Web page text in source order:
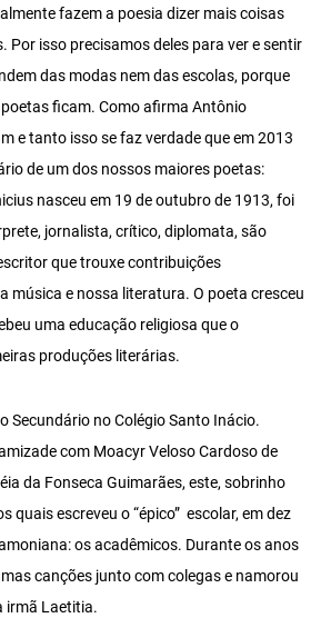
fazem a poesia dizer mais coisas
Por isso precisamos deles para ver e sentir
das modas nem das escolas, porque
ficam. Como afirma Antônio
e tanto isso se faz verdade que em 2013
de um dos nossos maiores poetas:
nasceu em 19 de outubro de 1913, foi
jornalista, crítico, diplomata, são
que trouxe contribuições
música e nossa literatura. O poeta cresceu
uma educação religiosa que o
produções literárias.
Secundário no Colégio Santo Inácio.
com Moacyr Veloso Cardoso de
da Fonseca Guimarães, este, sobrinho
quais escreveu o “épico” escolar, em dez
os acadêmicos. Durante os anos
canções junto com colegas e namorou
irmã Laetitia.